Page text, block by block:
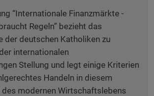
“Internationale Finanzmärkte -
Regeln” bezieht das
der deutschen Katholiken zu
internationalen
Stellung und legt einige Kriterien
Handeln in diesem
modernen Wirtschaftslebens